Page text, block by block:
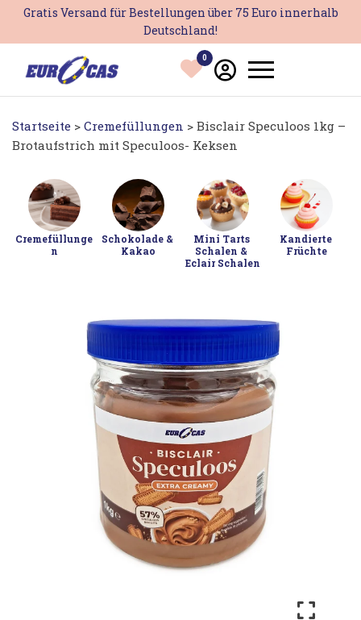
Zum
springen
Gratis Versand für Bestellungen über 75 Euro innerhalb
Deutschland!
0
Startseite > Cremefüllungen > Bisclair Speculoos 1kg –
Brotaufstrich mit Speculoos- Keksen
Cremefüllunge
n
Schokolade &
Kakao
Mini Tarts
Schalen &
Eclair Schalen
Kandierte
Früchte